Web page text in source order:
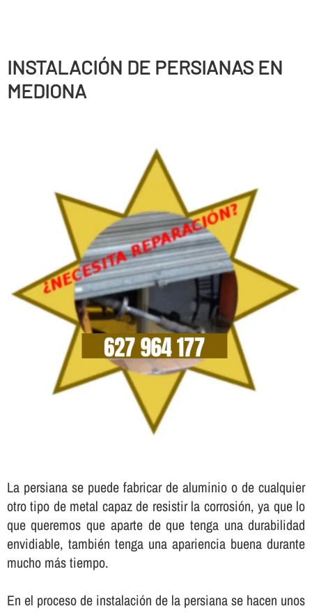
INSTALACIÓN DE PERSIANAS EN
MEDIONA
La persiana se puede fabricar de aluminio o de cualquier
otro tipo de metal capaz de resistir la corrosión, ya que lo
que queremos que aparte de que tenga una durabilidad
envidiable, también tenga una apariencia buena durante
mucho más tiempo.
En el proceso de instalación de la persiana se hacen unos